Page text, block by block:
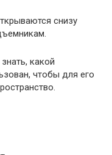
снизу
какой
чтобы для его